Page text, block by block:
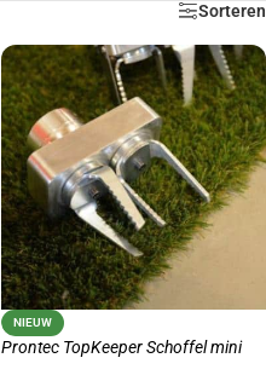
Sorteren
NIEUW
Prontec TopKeeper Schoffel mini